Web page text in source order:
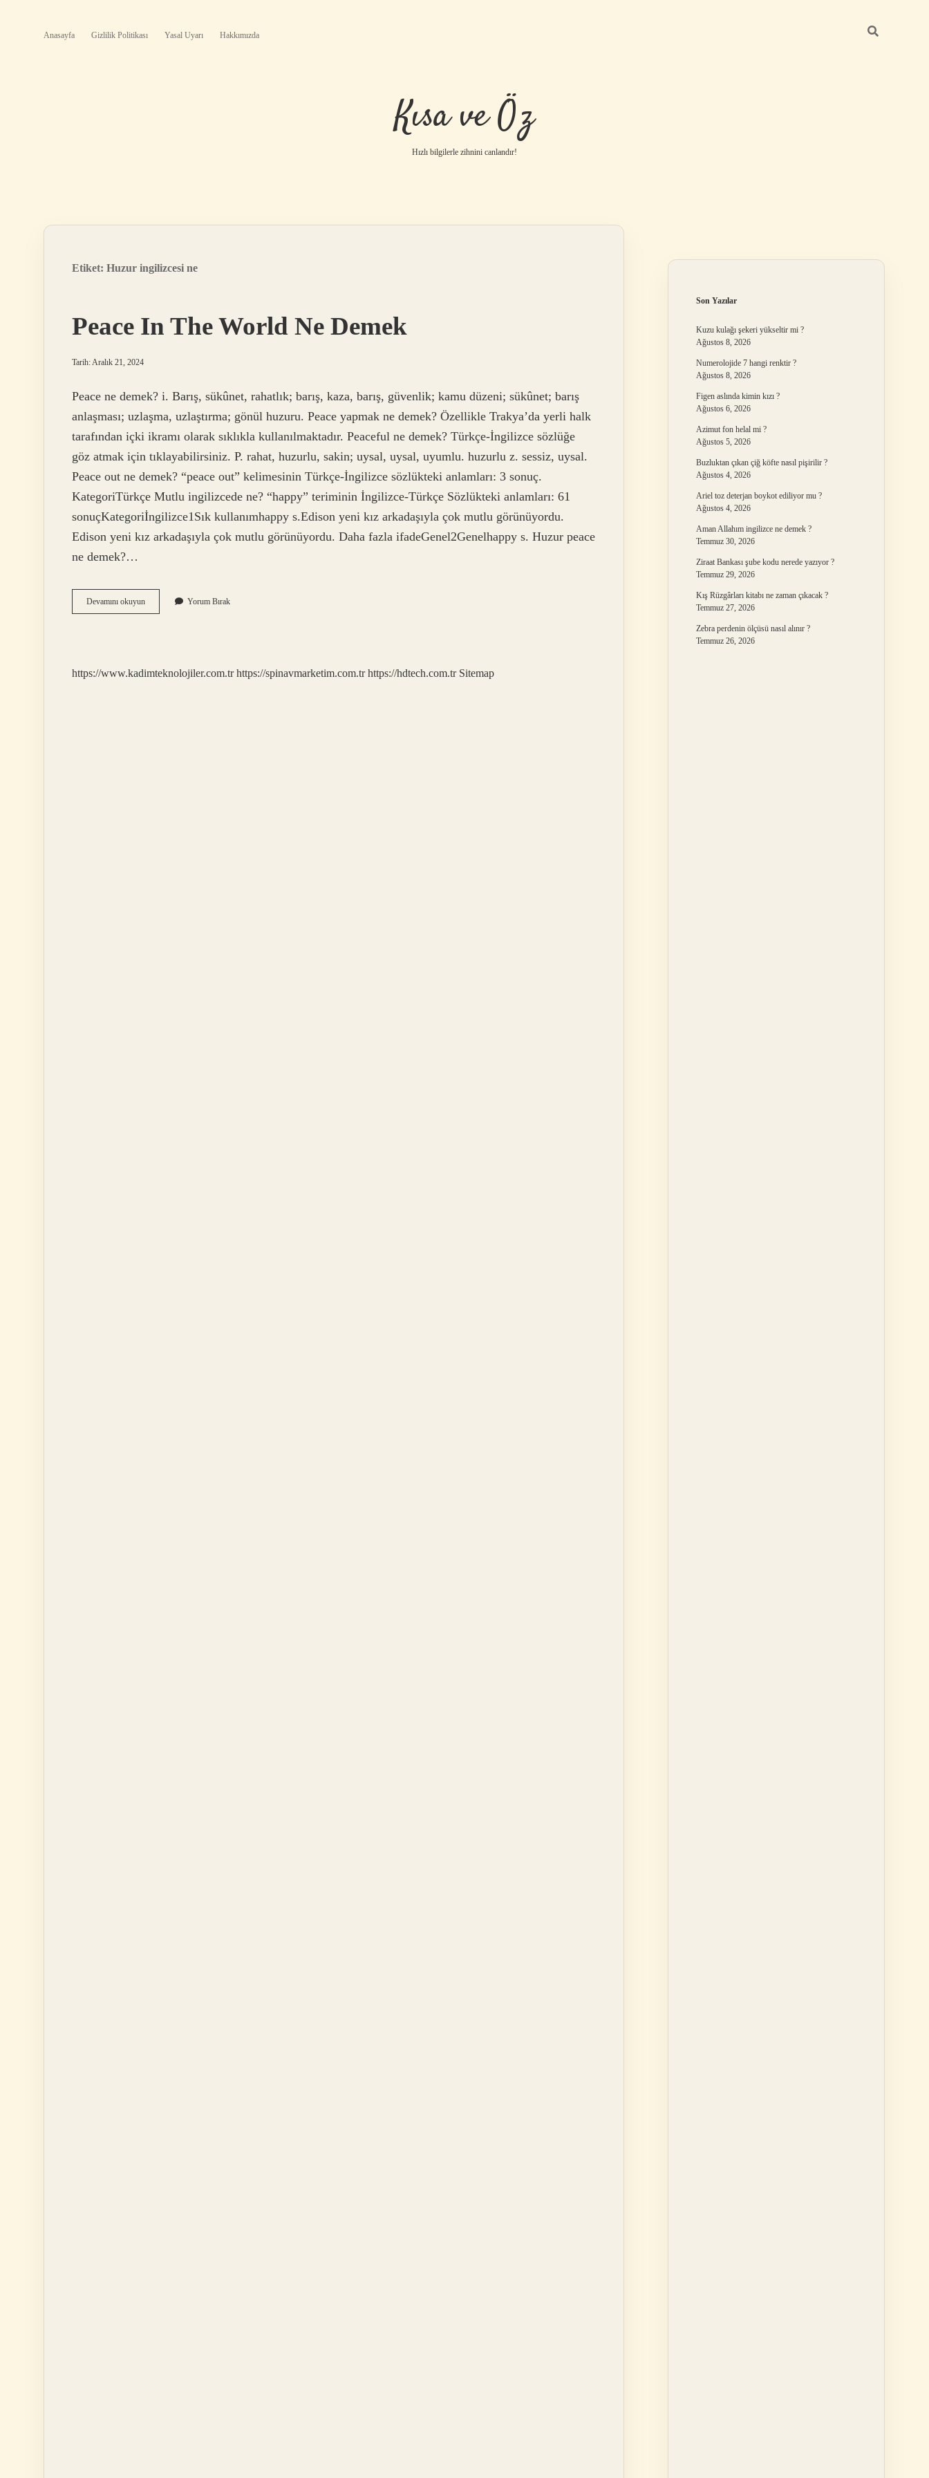
Anasayfa Gizlilik Politikası Yasal Uyarı Hakkımızda
Kısa ve Öz
Hızlı bilgilerle zihnini canlandır!
Etiket: Huzur ingilizcesi ne
Peace In The World Ne Demek
Tarih: Aralık 21, 2024
Peace ne demek? i. Barış, sükûnet, rahatlık; barış, kaza, barış, güvenlik; kamu düzeni; sükûnet; barış
anlaşması; uzlaşma, uzlaştırma; gönül huzuru. Peace yapmak ne demek? Özellikle Trakya’da yerli halk
tarafından içki ikramı olarak sıklıkla kullanılmaktadır. Peaceful ne demek? Türkçe-İngilizce sözlüğe
göz atmak için tıklayabilirsiniz. P. rahat, huzurlu, sakin; uysal, uysal, uyumlu. huzurlu z. sessiz, uysal.
Peace out ne demek? “peace out” kelimesinin Türkçe-İngilizce sözlükteki anlamları: 3 sonuç.
KategoriTürkçe Mutlu ingilizcede ne? “happy” teriminin İngilizce-Türkçe Sözlükteki anlamları: 61
sonuçKategoriİngilizce1Sık kullanımhappy s.Edison yeni kız arkadaşıyla çok mutlu görünüyordu.
Edison yeni kız arkadaşıyla çok mutlu görünüyordu. Daha fazla ifadeGenel2Genelhappy s. Huzur peace
ne demek?…
Devamını okuyunPeace
In
Yorum Bırak
https://www.kadimteknolojiler.com.tr https://spinavmarketim.com.tr https://hdtech.com.tr Sitemap
Son Yazılar
Kuzu kulağı şekeri yükseltir mi ?
Ağustos 8, 2026
Numerolojide 7 hangi renktir ?
Ağustos 8, 2026
Figen aslında kimin kızı ?
Ağustos 6, 2026
Azimut fon helal mi ?
Ağustos 5, 2026
Buzluktan çıkan çiğ köfte nasıl pişirilir ?
Ağustos 4, 2026
Ariel toz deterjan boykot ediliyor mu ?
Ağustos 4, 2026
Aman Allahım ingilizce ne demek ?
Temmuz 30, 2026
Ziraat Bankası şube kodu nerede yazıyor ?
Temmuz 29, 2026
Kış Rüzgârları kitabı ne zaman çıkacak ?
Temmuz 27, 2026
Zebra perdenin ölçüsü nasıl alınır ?
Temmuz 26, 2026